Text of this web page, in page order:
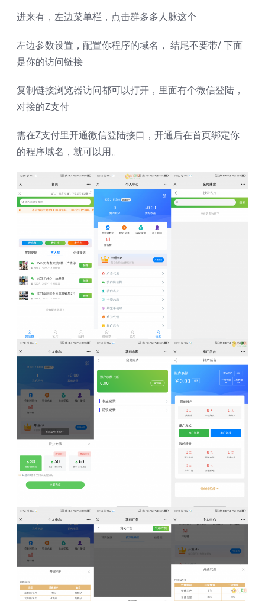
进来有，左边菜单栏，点击群多多人脉这个
左边参数设置，配置你程序的域名， 结尾不要带/ 下面
是你的访问链接
复制链接浏览器访问都可以打开，里面有个微信登陆，
对接的Z支付
需在Z支付里开通微信登陆接口，开通后在首页绑定你
的程序域名，就可以用。